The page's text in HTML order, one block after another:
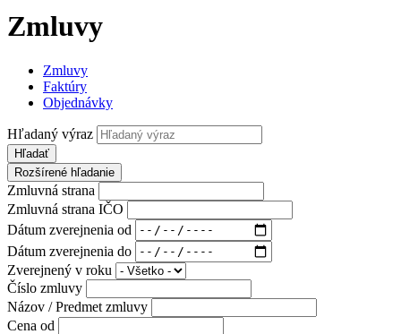
Zmluvy
Zmluvy
Faktúry
Objednávky
Hľadaný výraz
Hľadať
Rozšírené hľadanie
Zmluvná strana
Zmluvná strana IČO
Dátum zverejnenia od
Dátum zverejnenia do
Zverejnený v roku
Číslo zmluvy
Názov / Predmet zmluvy
Cena od